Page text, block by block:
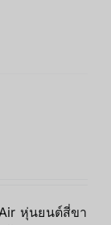
หุ่นยนต์สี่ขา